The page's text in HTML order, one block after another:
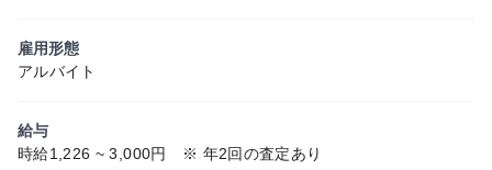
雇用形態
アルバイト
給与
時給1,226 ~ 3,000円 ※ 年2回の査定あり